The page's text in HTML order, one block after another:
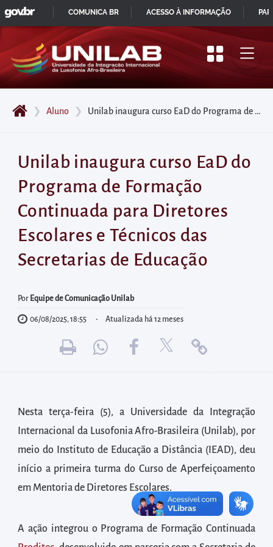
Pular
para
início
do
principal
Acessar
diretamente
o
menu
principal
Acessar
área
para
diretamente
as
informações
postas
no
❯ Aluno ❯ Unilab inaugura curso EaD do Programa de Formação Continuada para Diretores Escolares e Técnicos das Secretarias de Educação
Unilab inaugura curso EaD do
Programa de Formação
Continuada para Diretores
Escolares e Técnicos das
Secretarias de Educação
Por Equipe de Comunicação Unilab
06/08/2025, 18:55 Atualizada há 12 meses
Nesta terça-feira (5), a Universidade da Integração
Internacional da Lusofonia Afro-Brasileira (Unilab), por
meio do Instituto de Educação a Distância (IEAD), deu
início a primeira turma do Curso de Aperfeiçoamento
em Mentoria de Diretores Escolares.
A ação integrou o Programa de Formação Continuada
IR
PARA
CONTEÚDO
GOVBR
COMUNICA BR ACESSO À INFORMAÇÃO